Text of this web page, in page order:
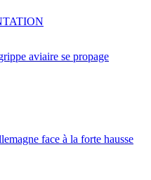
aviaire se propage
face à la forte hausse